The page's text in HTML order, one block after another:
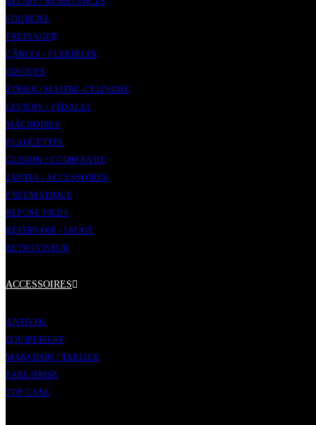
FOURCHE
FREINAGE
CÂBLES / FLEXIBLES
DISQUES
ÉTRIER / MAITRE-CYLINDRE
LEVIERS / PÉDALES
MÂCHOIRES
PLAQUETTES
GUIDON / COMMANDE
JANTES / ACCESSOIRES
PNEUMATIQUE
REPOSE PIEDS
RÉSERVOIR / JAUGE
RETROVISEUR
ACCESSOIRES
ANTIVOL
EQUIPEMENT
MANCHON / TABLIER
PARE-BRISE
TOP CASE